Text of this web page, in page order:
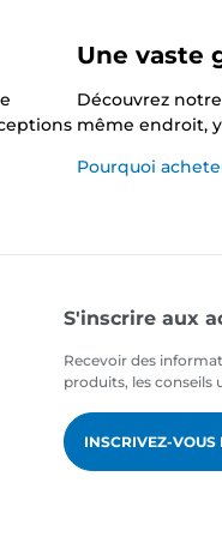
Une vaste
Découvrez
même endroit,
Pourquoi
S'inscrire aux
Recevoir des
produits, les conseils
INSCRIVEZ-VOUS